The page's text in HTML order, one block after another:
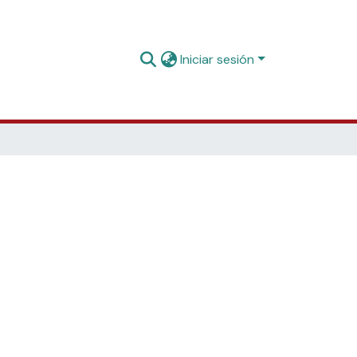
Iniciar sesión